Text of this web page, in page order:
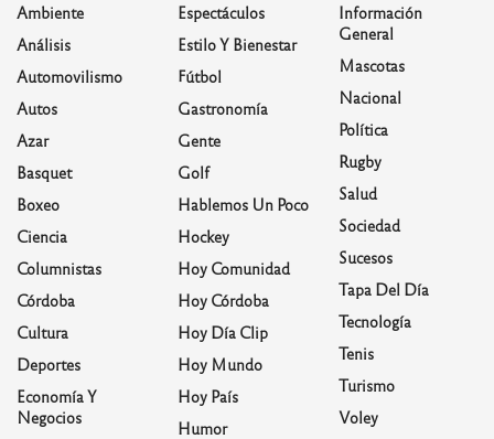
Ambiente
Análisis
Automovilismo
Autos
Azar
Basquet
Boxeo
Ciencia
Columnistas
Córdoba
Cultura
Deportes
Economía Y
Negocios
Espectáculos
Estilo Y Bienestar
Fútbol
Gastronomía
Gente
Golf
Hablemos Un Poco
Hockey
Hoy Comunidad
Hoy Córdoba
Hoy Día Clip
Hoy Mundo
Hoy País
Humor
Información
General
Mascotas
Nacional
Política
Rugby
Salud
Sociedad
Sucesos
Tapa Del Día
Tecnología
Tenis
Turismo
Voley